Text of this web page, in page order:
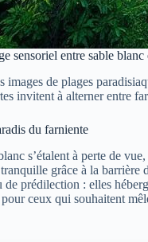
sensoriel entre sable
de plages
invitent à alterner entre
du farniente
s’étalent à perte de
grâce à la barrière
prédilection : elles
ceux qui souhaitent